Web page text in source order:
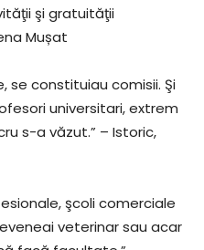
şi gratuităţii
Mușat
se constituiau comisii. Şi
universitari, extrem
s-a văzut.” – Istoric,
şcoli comerciale
veterinar sau acar